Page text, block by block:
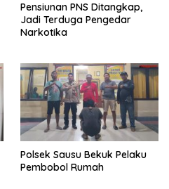
Pensiunan PNS Ditangkap,
Jadi Terduga Pengedar
Narkotika
Polsek Sausu Bekuk Pelaku
Pembobol Rumah